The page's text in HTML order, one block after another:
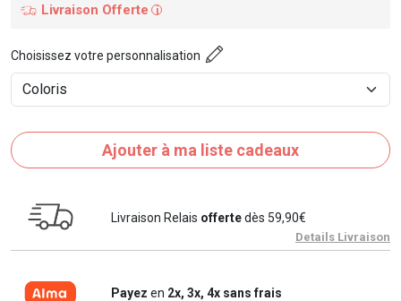
Livraison Offerte
i
Choisissez votre personnalisation
Ajouter à ma liste cadeaux
Livraison Relais offertedès 59,90€
Details Livraison
Payez en 2x, 3x, 4x sans frais